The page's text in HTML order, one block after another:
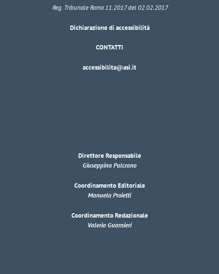
Reg. Tribunale Roma 11.2017 del 02.02.2017
Dichiarazione di accessibilità
CONTATTI
accessibilita@asi.it
Direttore Responsabile
Giuseppina Pulcrano
Coordinamento Editoriale
Manuela Proietti
Coordinamento Redazionale
Valeria Guarnieri